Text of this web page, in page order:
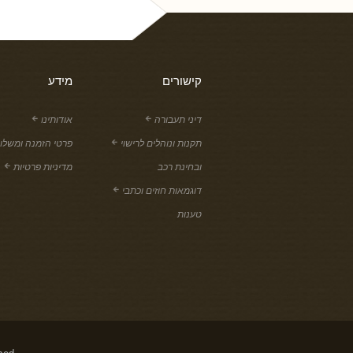
מידע
אודותינו
פרטי הזמנה
מדיניות פרטיות
קישורים
דיני תעבורה
תקנות ונוהלים לרישוי
ובחינת רכב
דוגמאות חוזים וכתבי
טענות